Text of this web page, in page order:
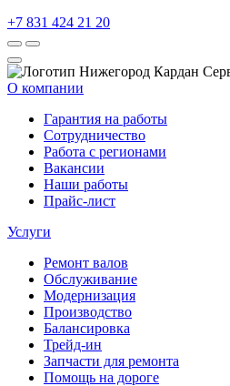
+7 831 424 21 20
О компании
Гарантия на работы
Сотрудничество
Работа с регионами
Вакансии
Наши работы
Прайс-лист
Услуги
Ремонт валов
Обслуживание
Модернизация
Производство
Балансировка
Трейд-ин
Запчасти для ремонта
Помощь на дороге